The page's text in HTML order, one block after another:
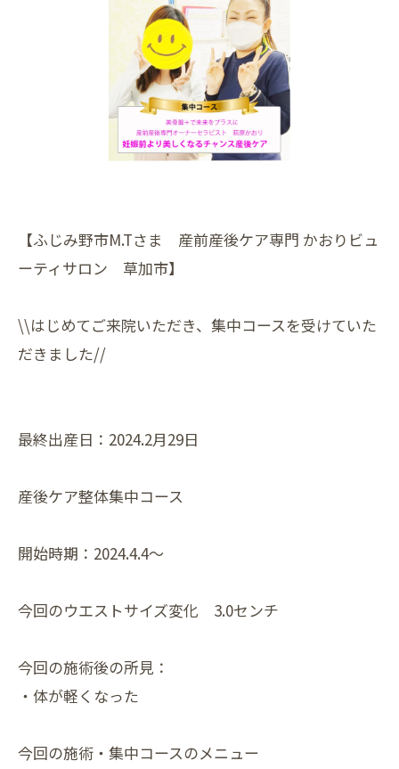
【ふじみ野市M.Tさま 産前産後ケア専門 かおりビュ
ーティサロン 草加市】
\\はじめてご来院いただき、集中コースを受けていた
だきました//
最終出産日：2024.2月29日
産後ケア整体集中コース
開始時期：2024.4.4～
今回のウエストサイズ変化 3.0センチ
今回の施術後の所見：
・体が軽くなった
今回の施術・集中コースのメニュー